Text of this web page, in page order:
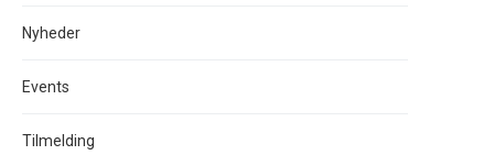
Nyheder
Events
Tilmelding